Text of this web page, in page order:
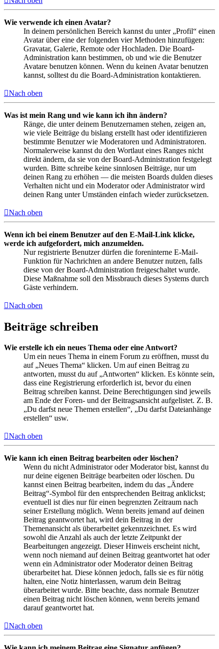
Wie verwende ich einen Avatar?
In deinem persönlichen Bereich kannst du unter „Profil“ einen
Avatar über eine der folgenden vier Methoden hinzufügen:
Gravatar, Galerie, Remote oder Hochladen. Die Board-
Administration kann bestimmen, ob und wie die Benutzer
Avatare benutzen können. Wenn du keinen Avatar benutzen
kannst, solltest du die Board-Administration kontaktieren.
Nach oben
Was ist mein Rang und wie kann ich ihn ändern?
Ränge, die unter deinem Benutzernamen stehen, zeigen an,
wie viele Beiträge du bislang erstellt hast oder identifizieren
bestimmte Benutzer wie Moderatoren und Administratoren.
Normalerweise kannst du den Wortlaut eines Ranges nicht
direkt ändern, da sie von der Board-Administration festgelegt
wurden. Bitte schreibe keine sinnlosen Beiträge, nur um
deinen Rang zu erhöhen — die meisten Boards dulden dieses
Verhalten nicht und ein Moderator oder Administrator wird
deinen Rang unter Umständen einfach wieder zurücksetzen.
Nach oben
Wenn ich bei einem Benutzer auf den E-Mail-Link klicke,
werde ich aufgefordert, mich anzumelden.
Nur registrierte Benutzer dürfen die foreninterne E-Mail-
Funktion für Nachrichten an andere Benutzer nutzen, falls
diese von der Board-Administration freigeschaltet wurde.
Diese Maßnahme soll den Missbrauch dieses Systems durch
Gäste verhindern.
Nach oben
Beiträge schreiben
Wie erstelle ich ein neues Thema oder eine Antwort?
Um ein neues Thema in einem Forum zu eröffnen, musst du
auf „Neues Thema“ klicken. Um auf einen Beitrag zu
antworten, musst du auf „Antworten“ klicken. Es könnte sein,
dass eine Registrierung erforderlich ist, bevor du einen
Beitrag schreiben kannst. Deine Berechtigungen sind jeweils
am Ende der Foren- und der Beitragsansicht aufgelistet. Z. B.
„Du darfst neue Themen erstellen“, „Du darfst Dateianhänge
erstellen“ usw.
Nach oben
Wie kann ich einen Beitrag bearbeiten oder löschen?
Wenn du nicht Administrator oder Moderator bist, kannst du
nur deine eigenen Beiträge bearbeiten oder löschen. Du
kannst einen Beitrag bearbeiten, indem du das „Ändere
Beitrag“-Symbol für den entsprechenden Beitrag anklickst;
eventuell ist dies nur für einen begrenzten Zeitraum nach
seiner Erstellung möglich. Wenn bereits jemand auf deinen
Beitrag geantwortet hat, wird dein Beitrag in der
Themenansicht als überarbeitet gekennzeichnet. Es wird
sowohl die Anzahl als auch der letzte Zeitpunkt der
Bearbeitungen angezeigt. Dieser Hinweis erscheint nicht,
wenn noch niemand auf deinen Beitrag geantwortet hat oder
wenn ein Administrator oder Moderator deinen Beitrag
überarbeitet hat. Diese können jedoch, falls sie es für nötig
halten, eine Notiz hinterlassen, warum dein Beitrag
überarbeitet wurde. Bitte beachte, dass normale Benutzer
einen Beitrag nicht löschen können, wenn bereits jemand
darauf geantwortet hat.
Nach oben